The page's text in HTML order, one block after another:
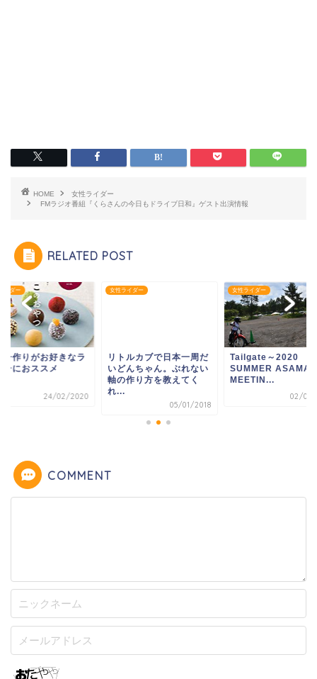
HOME
女性ライダー
FMラジオ番組『くらさんの今日もドライブ日和』ゲスト出演情報
RELATED POST
イダー
子作りがお好きなラ
ーにおススメ
24/02/2020
女性ライダー
リトルカブで日本一周だ
いどんちゃん。ぶれない
軸の作り方を教えてく
れ...
05/01/2018
女性ライダー
Tailgate～2020
SUMMER ASAMA
MEETIN...
02/07/
COMMENT